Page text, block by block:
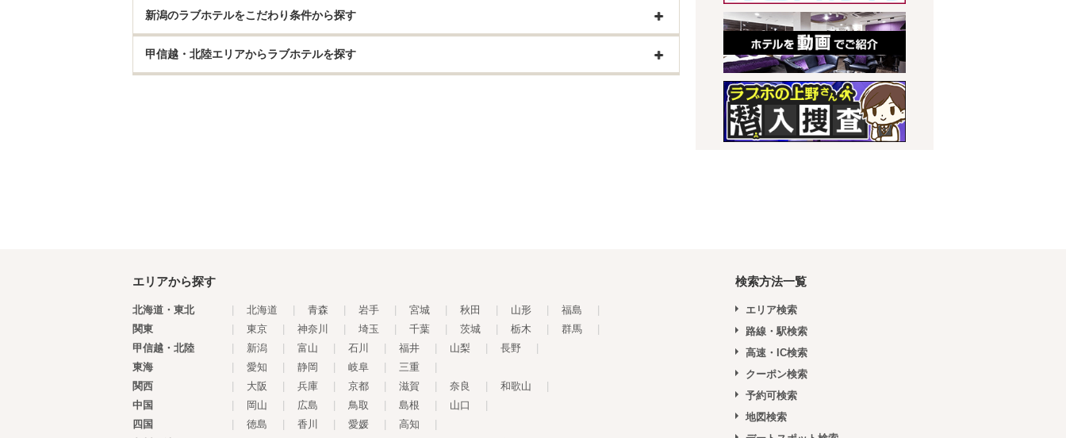
新潟のラブホテルをこだわり条件から探す
甲信越・北陸エリアからラブホテルを探す
エリアから探す
北海道・東北 北海道 青森 岩手 宮城 秋田 山形 福島
関東
東京 神奈川 埼玉 千葉 茨城 栃木 群馬
甲信越・北陸
新潟 富山 石川 福井 山梨 長野
東海
愛知 静岡 岐阜 三重
関西
大阪 兵庫 京都 滋賀 奈良 和歌山
中国
岡山 広島 鳥取 島根 山口
四国
徳島 香川 愛媛 高知
検索方法一覧
エリア検索
路線・駅検索
高速・IC検索
クーポン検索
予約可検索
地図検索